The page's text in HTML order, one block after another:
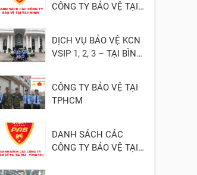
CÔNG TY BẢO VỆ TẠI
DỊCH VỤ BẢO VỆ KCN
VSIP 1, 2, 3 – TẠI BÌNH
CÔNG TY BẢO VỆ TẠI
TPHCM
DANH SÁCH CÁC
CÔNG TY BẢO VỆ TẠI